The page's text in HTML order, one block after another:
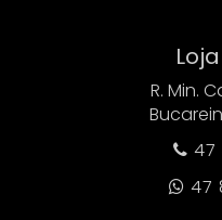
R. Min.
 47
 47